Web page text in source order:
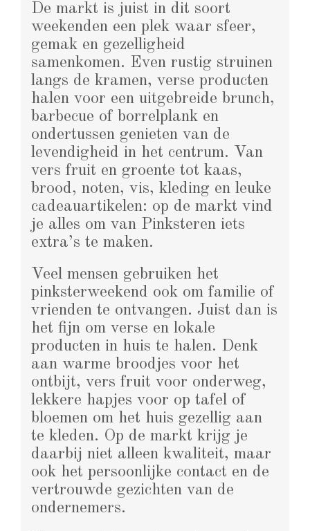
De markt is juist in dit soort
weekenden een plek waar sfeer,
gemak en gezelligheid
samenkomen. Even rustig struinen
langs de kramen, verse producten
halen voor een uitgebreide brunch,
barbecue of borrelplank en
ondertussen genieten van de
levendigheid in het centrum. Van
vers fruit en groente tot kaas,
brood, noten, vis, kleding en leuke
cadeauartikelen: op de markt vind
je alles om van Pinksteren iets
extra’s te maken.
Veel mensen gebruiken het
pinksterweekend ook om familie of
vrienden te ontvangen. Juist dan is
het fijn om verse en lokale
producten in huis te halen. Denk
aan warme broodjes voor het
ontbijt, vers fruit voor onderweg,
lekkere hapjes voor op tafel of
bloemen om het huis gezellig aan
te kleden. Op de markt krijg je
daarbij niet alleen kwaliteit, maar
ook het persoonlijke contact en de
vertrouwde gezichten van de
ondernemers.